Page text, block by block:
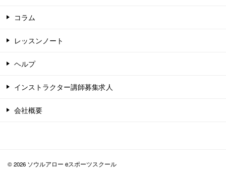
コラム
レッスンノート
ヘルプ
インストラクター講師募集求人
会社概要
© 2026 ソウルアロー eスポーツスクール